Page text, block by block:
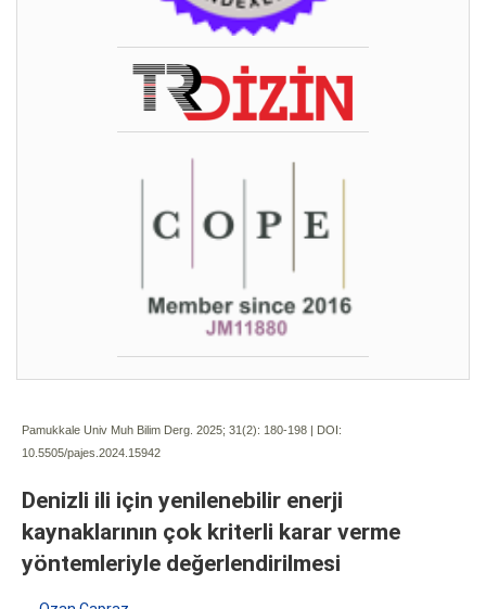
Pamukkale Univ Muh Bilim Derg. 2025; 31(2): 180-198 | DOI:
10.5505/pajes.2024.15942
Denizli ili için yenilenebilir enerji
kaynaklarının çok kriterli karar verme
yöntemleriyle değerlendirilmesi